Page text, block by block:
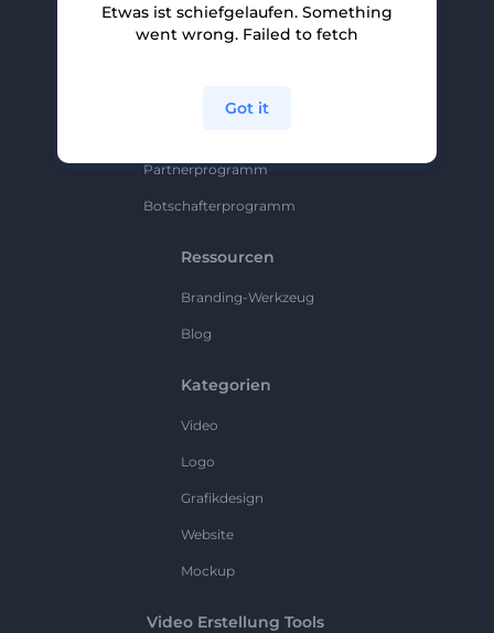
Partnerprogramm
Partnerprogramm
Botschafterprogramm
Ressourcen
Branding-Werkzeug
Blog
Kategorien
Video
Logo
Grafikdesign
Website
Mockup
Video Erstellung Tools
Etwas ist schiefgelaufen. Something
went wrong. Failed to fetch
Got it